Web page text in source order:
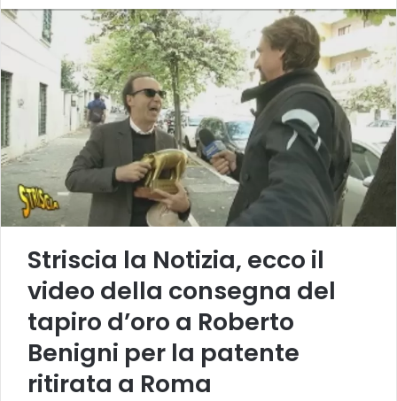
Striscia la Notizia, ecco il
video della consegna del
tapiro d’oro a Roberto
Benigni per la patente
ritirata a Roma